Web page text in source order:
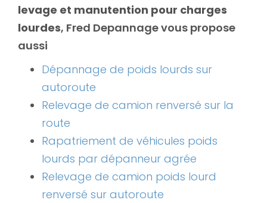
levage et manutention pour charges
lourdes, Fred Depannage vous propose
aussi
Dépannage de poids lourds sur
autoroute
Relevage de camion renversé sur la
route
Rapatriement de véhicules poids
lourds par dépanneur agrée
Relevage de camion poids lourd
renversé sur autoroute